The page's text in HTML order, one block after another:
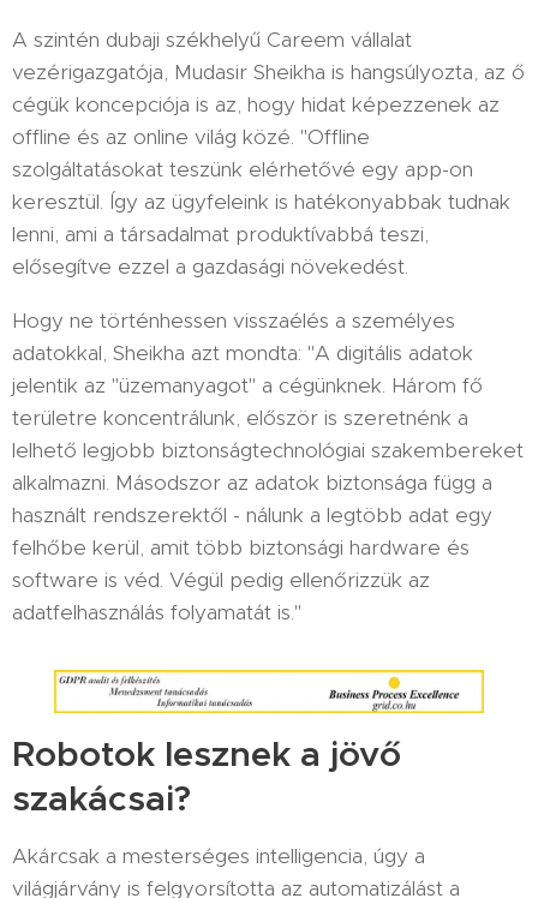
A szintén dubaji székhelyű Careem vállalat
vezérigazgatója, Mudasir Sheikha is hangsúlyozta, az ő
cégük koncepciója is az, hogy hidat képezzenek az
offline és az online világ közé. "Offline
szolgáltatásokat teszünk elérhetővé egy app-on
keresztül. Így az ügyfeleink is hatékonyabbak tudnak
lenni, ami a társadalmat produktívabbá teszi,
elősegítve ezzel a gazdasági növekedést.
Hogy ne történhessen visszaélés a személyes
adatokkal, Sheikha azt mondta: "A digitális adatok
jelentik az "üzemanyagot" a cégünknek. Három fő
területre koncentrálunk, először is szeretnénk a
lelhető legjobb biztonságtechnológiai szakembereket
alkalmazni. Másodszor az adatok biztonsága függ a
használt rendszerektől - nálunk a legtöbb adat egy
felhőbe kerül, amit több biztonsági hardware és
software is véd. Végül pedig ellenőrizzük az
adatfelhasználás folyamatát is."
Robotok lesznek a jövő
szakácsai?
Akárcsak a mesterséges intelligencia, úgy a
világjárvány is felgyorsította az automatizálást a